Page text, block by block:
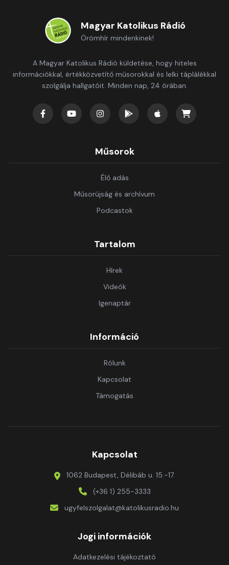
Magyar Katolikus Rádió
Örömhír mindenkinek!
A Magyar Katolikus Rádió küldetése, hogy hiteles
információkkal, értékközvetítő műsorokkal és lelki táplálékkal
szolgálja hallgatóit. Minden nap, 24 órában.
Műsorok
Élő adás
Műsorújság és archívum
Podcastok
Tartalom
Hírek
Videók
Igenaptár
Információ
Rólunk
Kapcsolat
Támogatás
Kapcsolat
1062 Budapest, Délibáb u. 15.-17.
(+36 1) 255-3333
ugyfelszolgalat@katolikusradio.hu
Jogi információk
Adatkezelési tájékoztató